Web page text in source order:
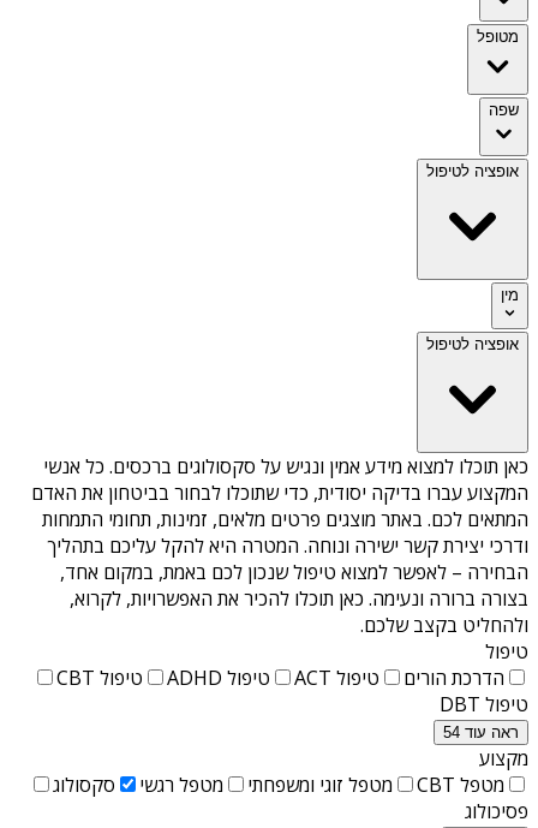
מטופל
שפה
אופציה לטיפול
מין
אופציה לטיפול
כאן תוכלו למצוא מידע אמין ונגיש על סקסולוגים ברכסים. כל אנשי
המקצוע עברו בדיקה יסודית, כדי שתוכלו לבחור בביטחון את האדם
המתאים לכם. באתר מוצגים פרטים מלאים, זמינות, תחומי התמחות
ודרכי יצירת קשר ישירה ונוחה. המטרה היא להקל עליכם בתהליך
הבחירה – לאפשר למצוא טיפול שנכון לכם באמת, במקום אחד,
בצורה ברורה ונעימה. כאן תוכלו להכיר את האפשרויות, לקרוא,
ולהחליט בקצב שלכם.
טיפול
הדרכת הורים
טיפול ACT טיפול ADHD
טיפול CBT
טיפול DBT
ראה עוד 54
מקצוע
מטפל CBT
מטפל זוגי ומשפחתי מטפל רגשי
סקסולוג
פסיכולוג